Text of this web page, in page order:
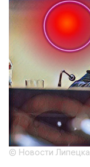
© Новости Липецка